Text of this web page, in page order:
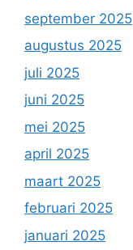
september 2025
augustus 2025
juli 2025
juni 2025
mei 2025
april 2025
maart 2025
februari 2025
januari 2025